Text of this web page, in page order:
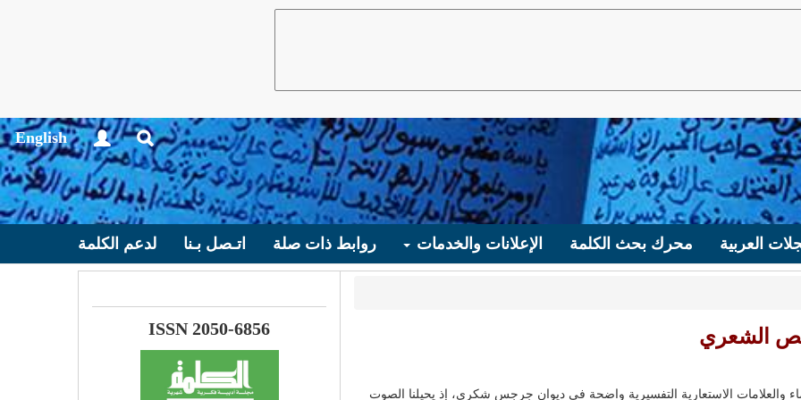
English
العربية محرك بحث الكلمة الإعلانات والخدمات روابط ذات صلة اتـصل بـنا لدعم الكلمة
الشعري
والعلامات الاستعارية التفسيرية واضحة في ديوان جرجس شكري، إذ يحيلنا الصوت
ISSN 2050-6856